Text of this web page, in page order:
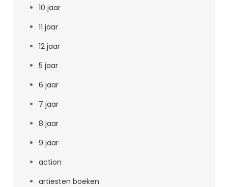
10 jaar
11 jaar
12 jaar
5 jaar
6 jaar
7 jaar
8 jaar
9 jaar
action
artiesten boeken